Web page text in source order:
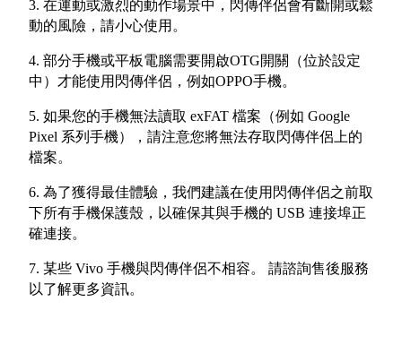
3. 在運動或激烈的動作場景中，閃傳伴侶會有斷開或鬆
動的風險，請小心使用。
4. 部分手機或平板電腦需要開啟OTG開關（位於設定
中）才能使用閃傳伴侶，例如OPPO手機。
5. 如果您的手機無法讀取 exFAT 檔案（例如 Google
Pixel 系列手機），請注意您將無法存取閃傳伴侶上的
檔案。
6. 為了獲得最佳體驗，我們建議在使用閃傳伴侶之前取
下所有手機保護殼，以確保其與手機的 USB 連接埠正
確連接。
7. 某些 Vivo 手機與閃傳伴侶不相容。 請諮詢售後服務
以了解更多資訊。